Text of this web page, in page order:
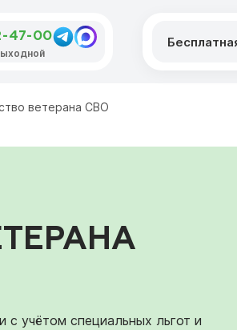
47-00
ветерана СВО
учётом специальных льгот и